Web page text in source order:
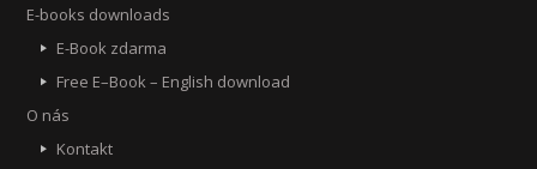
E-books downloads
E-Book zdarma
Free E–Book – English download
O nás
Kontakt